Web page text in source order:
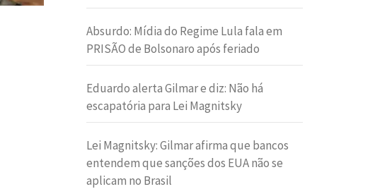
Absurdo: Mídia do Regime Lula fala em
PRISÃO de Bolsonaro após feriado
Eduardo alerta Gilmar e diz: Não há
escapatória para Lei Magnitsky
Lei Magnitsky: Gilmar afirma que bancos
entendem que sanções dos EUA não se
aplicam no Brasil